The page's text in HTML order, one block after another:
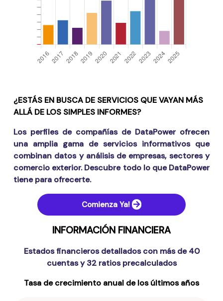
¿ESTÁS EN BUSCA DE SERVICIOS QUE VAYAN MÁS
ALLÁ DE LOS SIMPLES INFORMES?
Los perfiles de compañías de DataPower ofrecen
una amplia gama de servicios informativos que
combinan datos y análisis de empresas, sectores y
comercio exterior. Descubre todo lo que DataPower
tiene para ofrecerte.
Comienza Ya!
INFORMACIÓN FINANCIERA
Estados financieros detallados con más de 40
cuentas y 32 ratios precalculados
Tasa de crecimiento anual de los últimos años